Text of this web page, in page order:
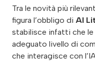
Tra le novità più
figura l’obbligo di AI
stabilisce infatti che le
adeguato livello di
che interagisce con